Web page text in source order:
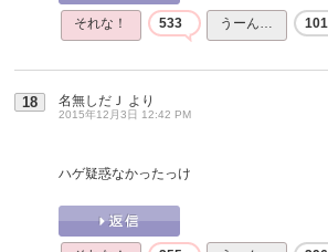
それな！ 533 うーん… 101
18 名無しだＪ より
2015年12月3日 12:42 PM
ハゲ疑惑なかったっけ